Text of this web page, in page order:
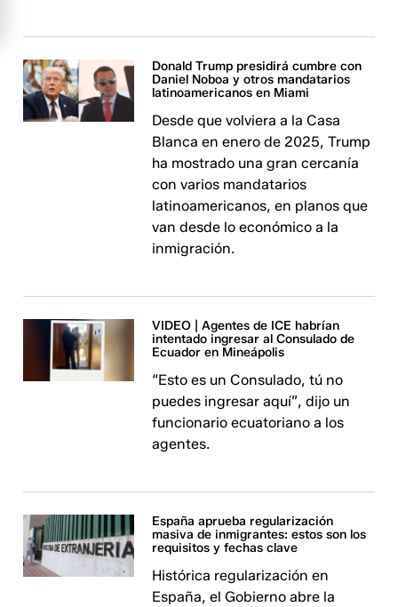
Donald Trump presidirá cumbre con
Daniel Noboa y otros mandatarios
latinoamericanos en Miami
Desde que volviera a la Casa
Blanca en enero de 2025, Trump
ha mostrado una gran cercanía
con varios mandatarios
latinoamericanos, en planos que
van desde lo económico a la
inmigración.
VIDEO | Agentes de ICE habrían
intentado ingresar al Consulado de
Ecuador en Mineápolis
“Esto es un Consulado, tú no
puedes ingresar aquí”, dijo un
funcionario ecuatoriano a los
agentes.
España aprueba regularización
masiva de inmigrantes: estos son los
requisitos y fechas clave
Histórica regularización en
España, el Gobierno abre la